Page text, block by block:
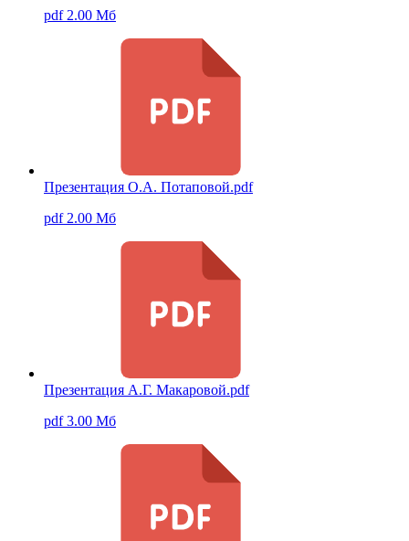
pdf 2.00 Мб
Презентация О.А. Потаповой.pdf
pdf 2.00 Мб
Презентация А.Г. Макаровой.pdf
pdf 3.00 Мб